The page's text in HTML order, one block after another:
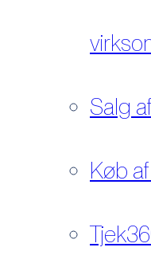
Salg
Køb